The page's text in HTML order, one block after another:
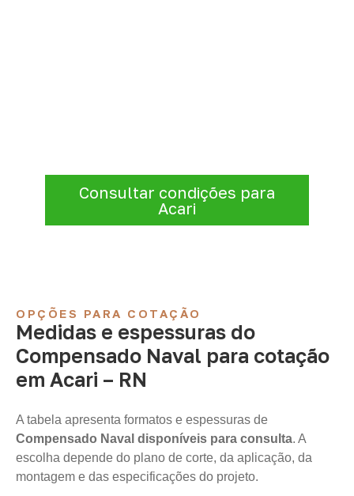
Consultar condições para
Acari
OPÇÕES PARA COTAÇÃO
Medidas e espessuras do
Compensado Naval para cotação
em Acari – RN
A tabela apresenta formatos e espessuras de
Compensado Naval disponíveis para consulta. A
escolha depende do plano de corte, da aplicação, da
montagem e das especificações do projeto.